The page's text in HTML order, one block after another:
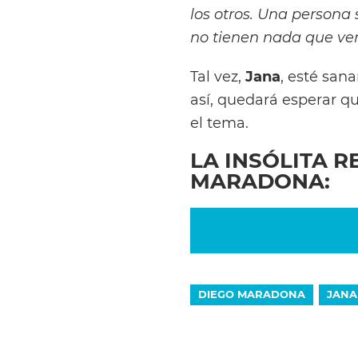
los otros. Una
no tienen nada que
Tal vez, Jana, esté
así, quedará esperar
el tema.
LA INSÓLITA
MARADONA:
DIEGO MARADONA